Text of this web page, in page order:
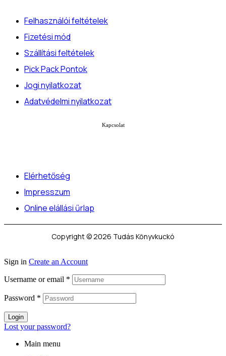
Felhasználói feltételek
Fizetési mód
Szállítási feltételek
Pick Pack Pontok
Jogi nyilatkozat
Adatvédelmi nyilatkozat
Kapcsolat
Elérhetőség
Impresszum
Online elállási űrlap
Copyright © 2026 Tudás Könyvkuckó
Sign in Create an Account
Username or email *
Password *
Login
Lost your password?
Main menu